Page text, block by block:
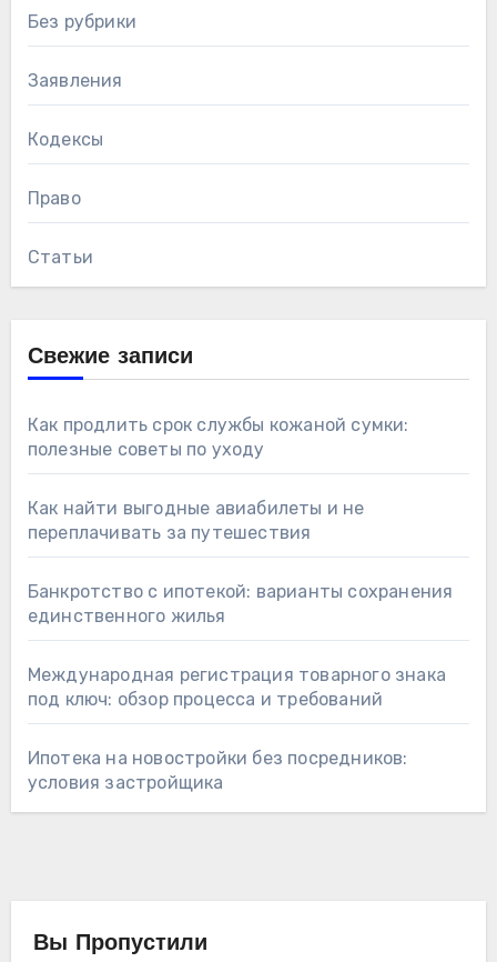
Без рубрики
Заявления
Кодексы
Право
Статьи
Свежие записи
Как продлить срок службы кожаной сумки:
полезные советы по уходу
Как найти выгодные авиабилеты и не
переплачивать за путешествия
Банкротство с ипотекой: варианты сохранения
единственного жилья
Международная регистрация товарного знака
под ключ: обзор процесса и требований
Ипотека на новостройки без посредников:
условия застройщика
Вы Пропустили